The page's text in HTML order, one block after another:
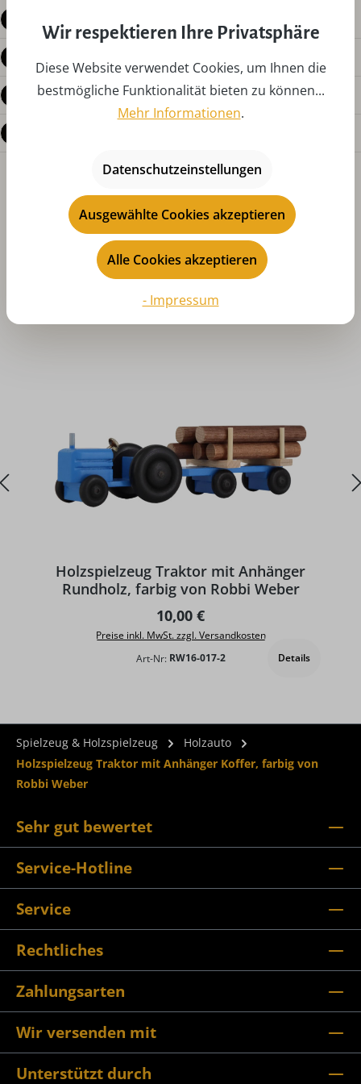
Bewertungen
Das könnte Ihnen auch gefallen
Holzspielzeug Traktor mit Anhänger
Rundholz, farbig von Robbi Weber
Regulärer Preis:
10,00 €
Preise inkl. MwSt. zzgl. Versandkosten
Art-Nr: RW16-017-2 Details
Spielzeug & Holzspielzeug
Holzauto
Holzspielzeug Traktor mit Anhänger Koffer, farbig von
Robbi Weber
Sehr gut bewertet
Service-Hotline
Service
Rechtliches
Zahlungsarten
Wir versenden mit
Unterstützt durch
Wir respektieren Ihre Privatsphäre
Diese Website verwendet Cookies, um Ihnen die
bestmögliche Funktionalität bieten zu können...
Mehr Informationen.
Datenschutzeinstellungen
Ausgewählte Cookies akzeptieren
Alle Cookies akzeptieren
- Impressum